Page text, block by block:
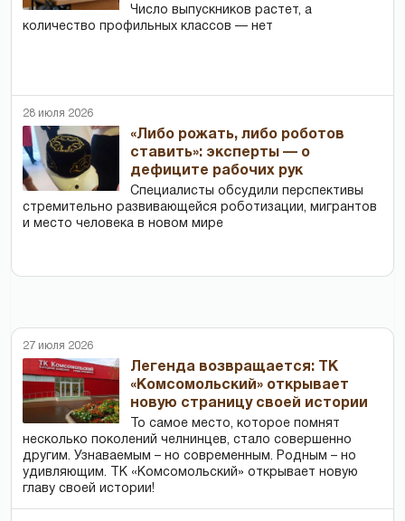
Число выпускников растет, а
количество профильных классов — нет
28 июля 2026
«Либо рожать, либо роботов
ставить»: эксперты — о
дефиците рабочих рук
Специалисты обсудили перспективы
стремительно развивающейся роботизации, мигрантов
и место человека в новом мире
27 июля 2026
Легенда возвращается: ТК
«Комсомольский» открывает
новую страницу своей истории
То самое место, которое помнят
несколько поколений челнинцев, стало совершенно
другим. Узнаваемым – но современным. Родным – но
удивляющим. ТК «Комсомольский» открывает новую
главу своей истории!